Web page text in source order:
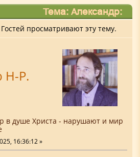
Тема: Александр:
высказываний,
389505 раз)
просматривают эту тему.
Н-Р.
душе Христа - нарушают и мир
16:36:12 »